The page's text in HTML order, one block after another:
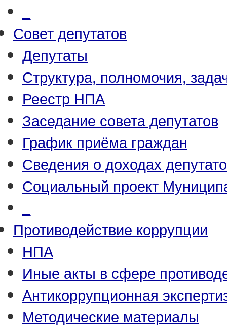
Совет депутатов
Депутаты
Структура, полномочия,
Реестр НПА
Заседание совета депутатов
График приёма граждан
Сведения о доходах
Социальный проект
Противодействие коррупции
НПА
Иные акты в сфере
Антикоррупционная
Методические материалы